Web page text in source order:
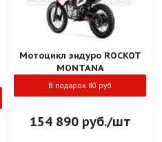
Мотоцикл эндуро ROCKOT
MONTANA
В подарок 80 руб
154 890руб./шт